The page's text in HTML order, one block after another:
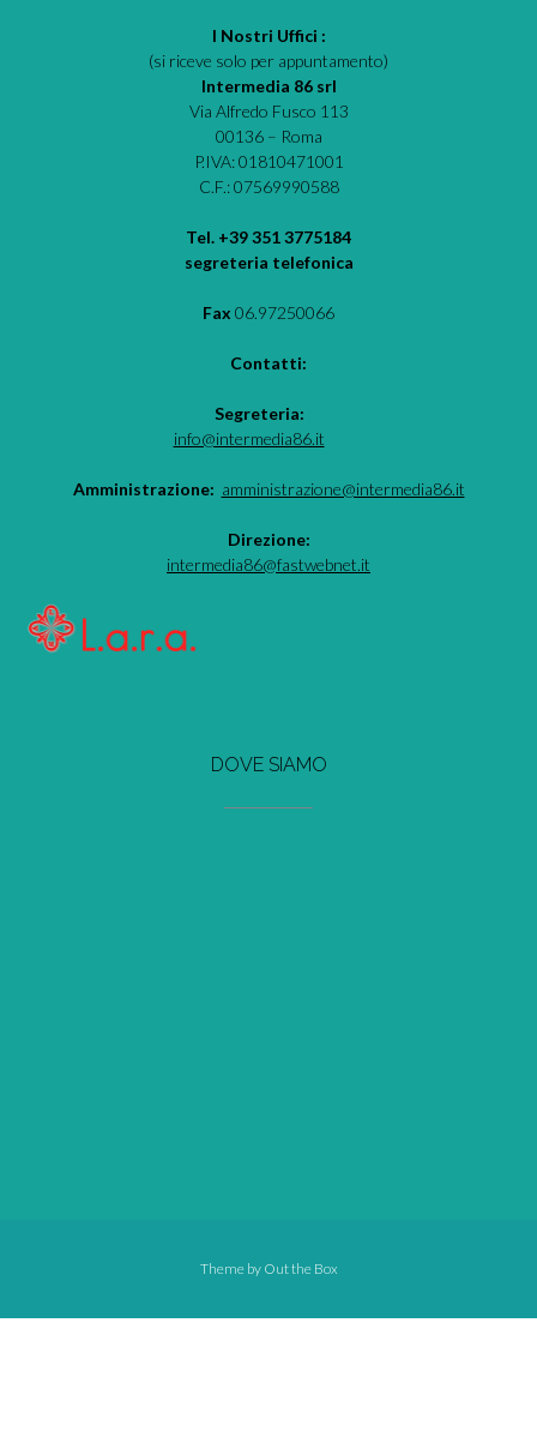
I Nostri Uffici :
(si riceve solo per appuntamento)
Intermedia 86 srl
Via Alfredo Fusco 113
00136 – Roma
P.IVA: 01810471001
C.F.: 07569990588
Tel. +39 351 3775184
segreteria telefonica
Fax 06.97250066
Contatti:
Segreteria:
info@intermedia86.it
Amministrazione: amministrazione@intermedia86.it
Direzione:
intermedia86@fastwebnet.it
DOVE SIAMO
Theme by Out the Box